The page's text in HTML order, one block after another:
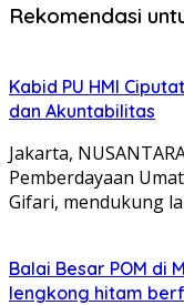
Rekomendasi
Kabid PU HMI
dan Akuntabilitas
Jakarta,
Pemberdayaan
Gifari, mendukung
Balai Besar POM di
lengkong hitam